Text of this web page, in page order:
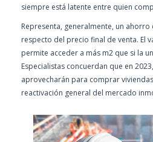
siempre está latente entre quien
Representa, generalmente, un ahorro
respecto del precio final de venta. El
permite acceder a más m2 que si la
Especialistas concuerdan que en
aprovecharán para comprar
reactivación general del mercado